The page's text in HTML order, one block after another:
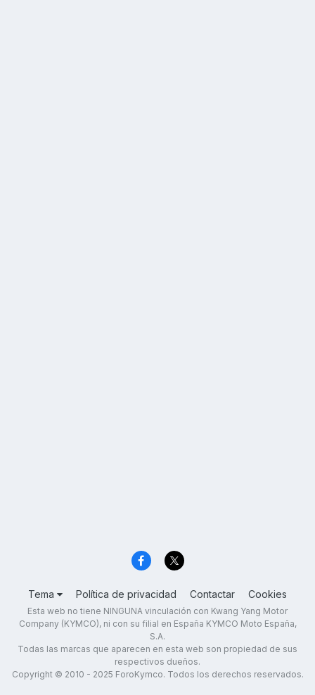
Tema Política de privacidad Contactar Cookies
Esta web no tiene NINGUNA vinculación con Kwang Yang Motor
Company (KYMCO), ni con su filial en España KYMCO Moto España,
S.A.
Todas las marcas que aparecen en esta web son propiedad de sus
respectivos dueños.
Copyright © 2010 - 2025 ForoKymco. Todos los derechos reservados.